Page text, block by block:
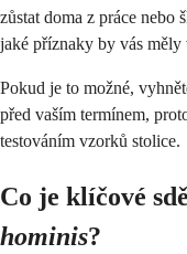
zůstat doma z práce nebo
jaké příznaky by vás měly
Pokud je to možné,
před vaším termínem,
testováním vzorků stolice.
Co je klíčové
hominis?